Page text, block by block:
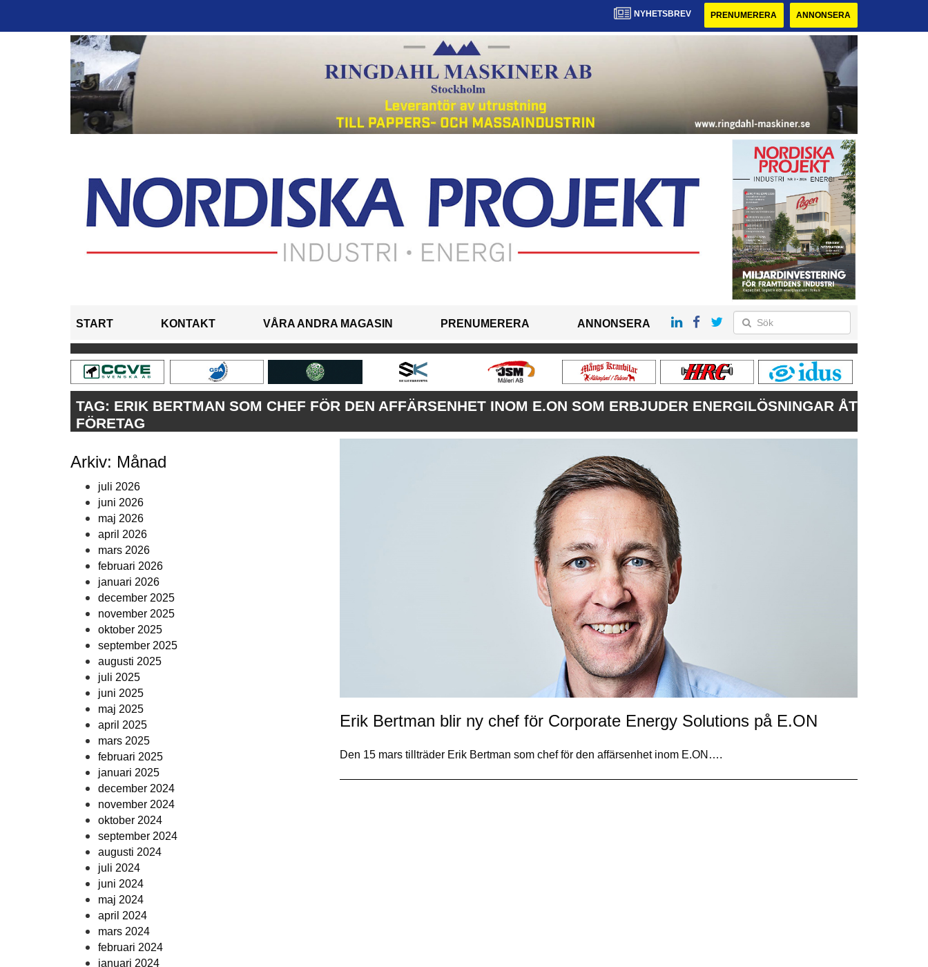
NYHETSBREV PRENUMERERA ANNONSERA
START KONTAKT VÅRA ANDRA MAGASIN PRENUMERERA ANNONSERA
TAG: ERIK BERTMAN SOM CHEF FÖR DEN AFFÄRSENHET INOM E.ON SOM ERBJUDER ENERGILÖSNINGAR ÅT
FÖRETAG
Arkiv: Månad
juli 2026
juni 2026
maj 2026
april 2026
mars 2026
februari 2026
januari 2026
december 2025
november 2025
oktober 2025
september 2025
augusti 2025
juli 2025
juni 2025
maj 2025
april 2025
mars 2025
februari 2025
januari 2025
december 2024
november 2024
oktober 2024
september 2024
augusti 2024
juli 2024
juni 2024
maj 2024
april 2024
mars 2024
februari 2024
januari 2024
Erik Bertman blir ny chef för Corporate Energy Solutions på E.ON
Den 15 mars tillträder Erik Bertman som chef för den affärsenhet inom E.ON….